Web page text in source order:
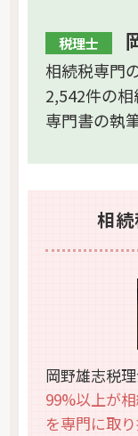
税理士
相続税専門
2,542件の相
専門書の執
相
岡野雄志税
99%以上が
を専門に取